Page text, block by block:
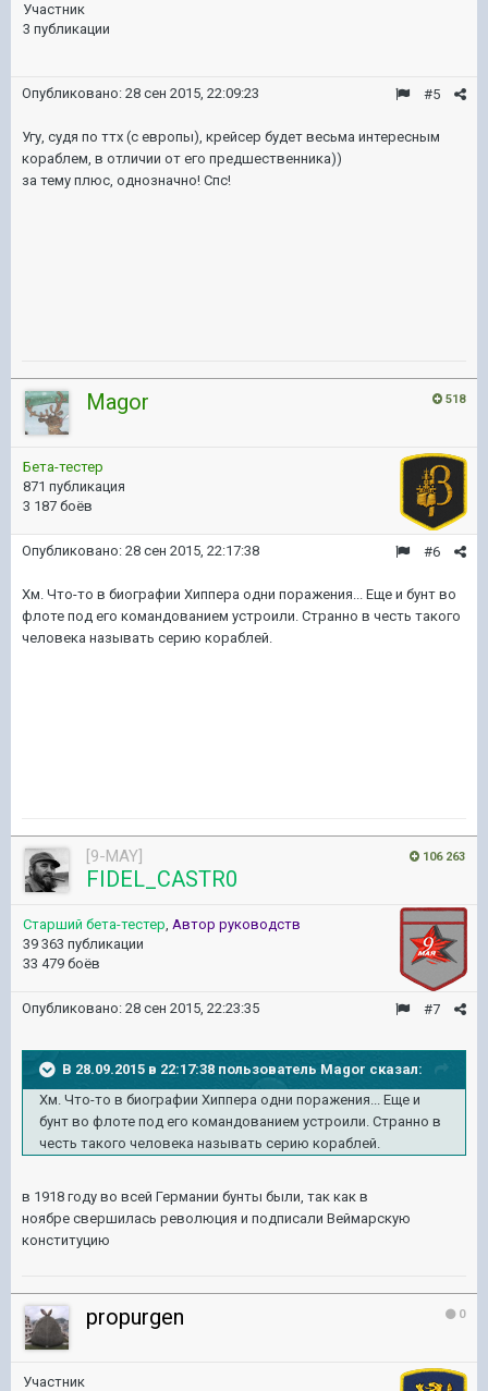
Участник
3 публикации
#5
Опубликовано: 28 сен 2015, 22:09:23
Угу, судя по ттх (с европы), крейсер будет весьма интересным
кораблем, в отличии от его предшественника))
за тему плюс, однозначно! Спс!
518
Magor
Бета-тестер
871 публикация
3 187 боёв
#6
Опубликовано: 28 сен 2015, 22:17:38
Хм. Что-то в биографии Хиппера одни поражения... Еще и бунт во
флоте под его командованием устроили. Странно в честь такого
человека называть серию кораблей.
106 263
[9-MAY]
FIDEL_CASTR0
Старший бета-тестер, Автор руководств
39 363 публикации
33 479 боёв
#7
Опубликовано: 28 сен 2015, 22:23:35
В 28.09.2015 в 22:17:38 пользователь Magor сказал:
Хм. Что-то в биографии Хиппера одни поражения... Еще и
бунт во флоте под его командованием устроили. Странно в
честь такого человека называть серию кораблей.
в 1918 году во всей Германии бунты были, так как в
ноябре свершилась революция и подписали Веймарскую
конституцию
0
propurgen
Участник